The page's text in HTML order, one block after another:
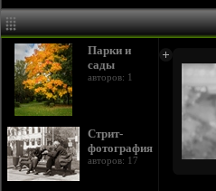
Парки и
сады
авторов: 1
Стрит-
фотография
авторов: 17